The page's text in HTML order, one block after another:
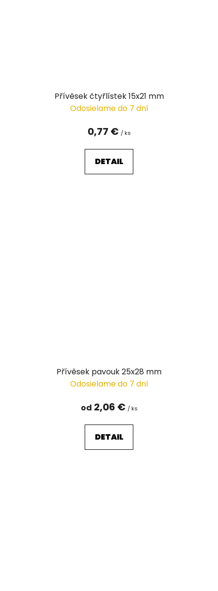
Přívěsek čtyřlístek 15x21 mm
Odosielame do 7 dní
0,77 € / ks
DETAIL
Přívěsek pavouk 25x28 mm
Odosielame do 7 dní
od 2,06 € / ks
DETAIL